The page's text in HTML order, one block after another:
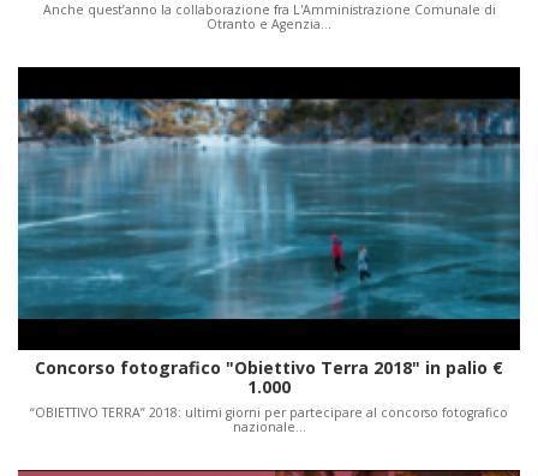
Anche quest’anno la collaborazione fra L'Amministrazione Comunale di
Otranto e Agenzia…
Concorso fotografico "Obiettivo Terra 2018" in palio €
1.000
“OBIETTIVO TERRA” 2018: ultimi giorni per partecipare al concorso fotografico
nazionale…